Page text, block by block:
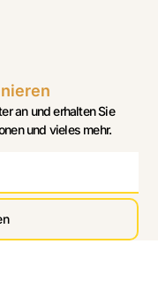
an und erhalten Sie
und vieles mehr.